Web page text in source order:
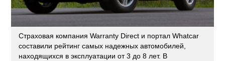
Страховая компания Warranty Direct и портал Whatcar
составили рейтинг самых надежных автомобилей,
находящихся в эксплуатации от 3 до 8 лет. В